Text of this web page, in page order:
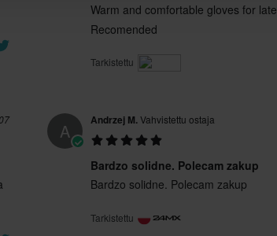
Warm and comfortable gloves for
Recomended
Tarkistettu
A Andrzej M.Vahvistettu ostaja
Bardzo solidne. Polecam zakup
Bardzo solidne. Polecam zakup
Tarkistettu